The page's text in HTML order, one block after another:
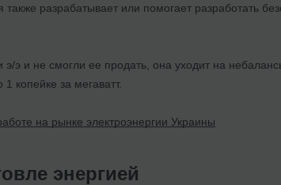
разрабатывает или помогает разработать
э и не смогли ее продать, она уходит на
копейке за мегаватт.
на рынке электроэнергии Украины
энергией